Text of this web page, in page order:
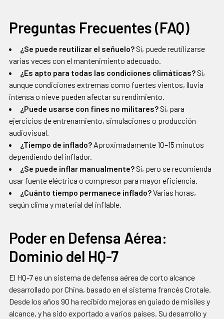
Preguntas Frecuentes (FAQ)
¿Se puede reutilizar el señuelo? Sí, puede reutilizarse
varias veces con el mantenimiento adecuado.
¿Es apto para todas las condiciones climáticas? Sí,
aunque condiciones extremas como fuertes vientos, lluvia
intensa o nieve pueden afectar su rendimiento.
¿Puede usarse con fines no militares? Sí, para
ejercicios de entrenamiento, simulaciones o producción
audiovisual.
¿Tiempo de inflado? Aproximadamente 10–15 minutos
dependiendo del inflador.
¿Se puede inflar manualmente? Sí, pero se recomienda
usar fuente eléctrica o compresor para mayor eficiencia.
¿Cuánto tiempo permanece inflado?Varias horas,
según clima y material del inflable.
Poder en Defensa Aérea:
Dominio del HQ-7
El HQ-7 es un sistema de defensa aérea de corto alcance
desarrollado por China, basado en el sistema francés Crotale.
Desde los años 90 ha recibido mejoras en guiado de misiles y
alcance, y ha sido exportado a varios países. Su desarrollo y